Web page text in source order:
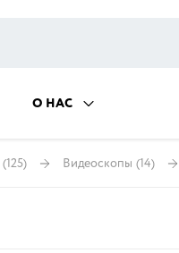
О НАС
(125) Видеоскопы (14)